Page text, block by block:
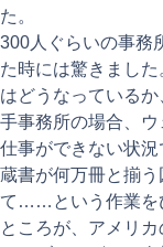
た。
300人ぐらいの事務
た時には驚きまし
はどうなっている
手事務所の場合、
仕事ができない状
蔵書が何万冊と揃
て……という作業を
ところが、アメリ